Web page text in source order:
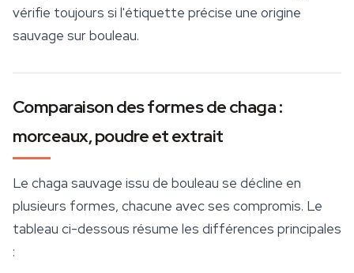
vérifie toujours si l'étiquette précise une origine
sauvage sur bouleau.
Comparaison des formes de chaga :
morceaux, poudre et extrait
Le chaga sauvage issu de bouleau se décline en
plusieurs formes, chacune avec ses compromis. Le
tableau ci-dessous résume les différences principales
: